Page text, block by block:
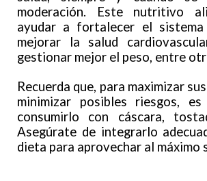
moderación. Este nutritivo
ayudar a fortalecer el sistema
mejorar la salud
gestionar mejor el peso, entre
Recuerda que, para maximizar
minimizar posibles riesgos, es
consumirlo con cáscara,
Asegúrate de integrarlo
dieta para aprovechar al máximo